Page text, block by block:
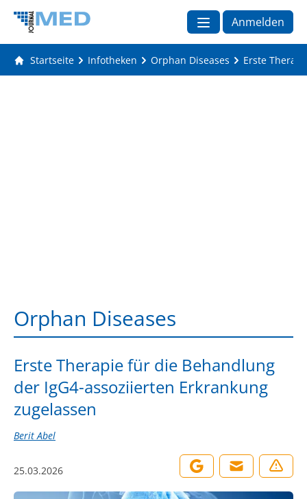
Anmelden
Startseite Infotheken Orphan Diseases Erste
Orphan Diseases
Erste Therapie für die Behandlung
der IgG4-assoziierten Erkrankung
zugelassen
Berit Abel
25.03.2026